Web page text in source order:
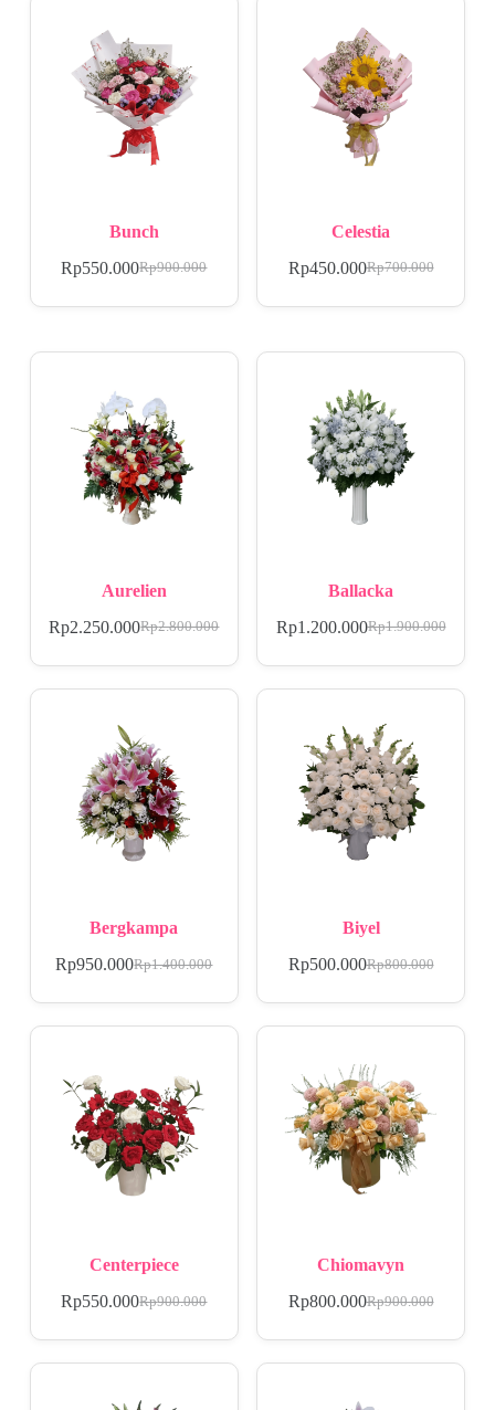
Bunch
Rp900.000
Rp550.000
Celestia
Rp700.000
Rp450.000
Aurelien
Rp2.800.000
Rp2.250.000
Ballacka
Rp1.900.000
Rp1.200.000
Bergkampa
Rp1.400.000
Rp950.000
Biyel
Rp800.000
Rp500.000
Centerpiece
Rp900.000
Rp550.000
Chiomavyn
Rp900.000
Rp800.000